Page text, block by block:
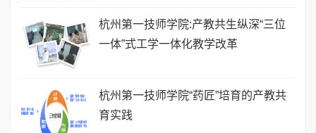
杭州第一技师学院:产教共生纵深“三位
一体”式工学一体化教学改革
杭州第一技师学院“药匠”培育的产教共
育实践